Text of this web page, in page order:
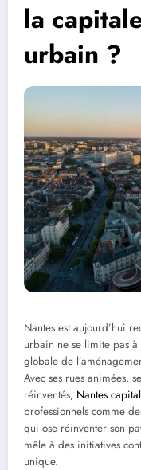
la
urbain ?
Nantes est aujourd’hui
urbain ne se limite pas à
globale de
Avec ses rues animées,
réinventés, Nantes
professionnels comme
qui ose réinventer son
mêle à des initiatives
unique.